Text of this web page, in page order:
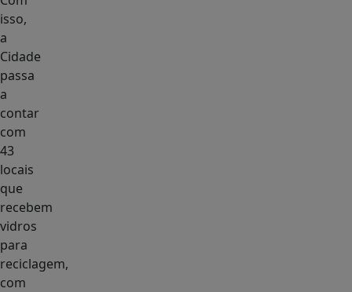
isso,
a
Cidade
passa
a
contar
com
43
locais
que
recebem
vidros
para
reciclagem,
com